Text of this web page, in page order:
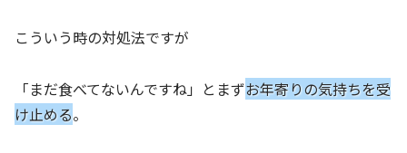
こういう時の対処法ですが
「まだ食べてないんですね」とまずお年寄りの気持ちを受
け止める。